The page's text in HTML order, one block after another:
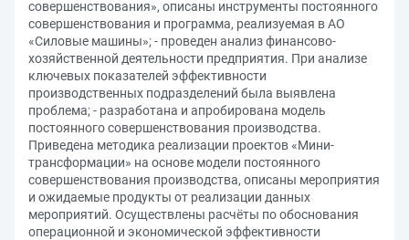
совершенствования», описаны инструменты постоянного
совершенствования и программа, реализуемая в АО
«Силовые машины»; - проведен анализ финансово-
хозяйственной деятельности предприятия. При анализе
ключевых показателей эффективности
производственных подразделений была выявлена
проблема; - разработана и апробирована модель
постоянного совершенствования производства.
Приведена методика реализации проектов «Мини-
трансформации» на основе модели постоянного
совершенствования производства, описаны мероприятия
и ожидаемые продукты от реализации данных
мероприятий. Осуществлены расчёты по обоснования
операционной и экономической эффективности